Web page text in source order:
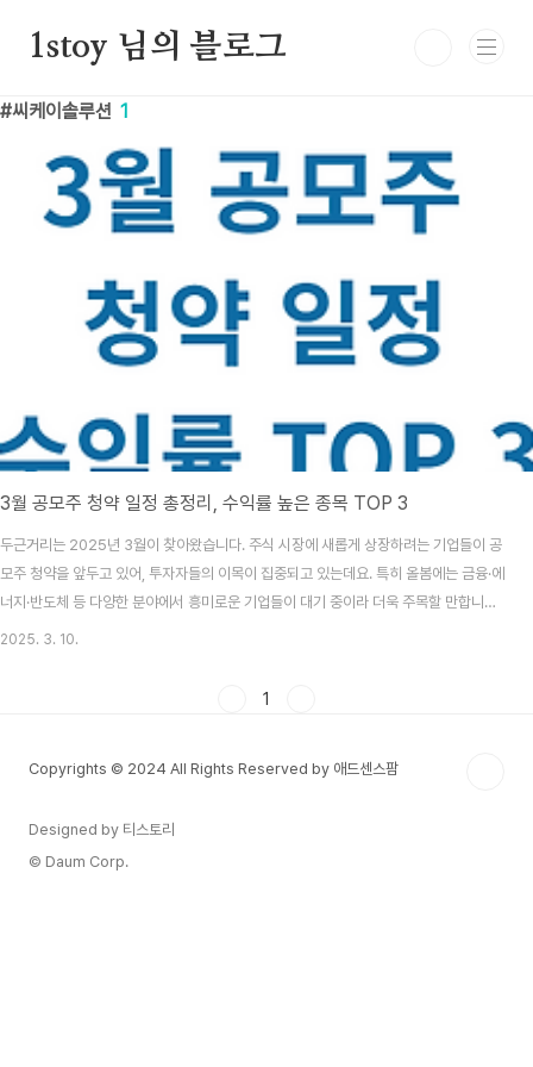
1stoy 님의 블로그
씨케이솔루션 1
3월 공모주 청약 일정 총정리, 수익률 높은 종목 TOP 3
두근거리는 2025년 3월이 찾아왔습니다. 주식 시장에 새롭게 상장하려는 기업들이 공
모주 청약을 앞두고 있어, 투자자들의 이목이 집중되고 있는데요. 특히 올봄에는 금융·에
너지·반도체 등 다양한 분야에서 흥미로운 기업들이 대기 중이라 더욱 주목할 만합니다.
이번 글에서는 “3월 공모주 청약 일정 총정리”와 함께 “수익률이 기대되는 종목”들을
달)’을 노리고 단기 차익을..
2025. 3. 10.
1
Copyrights © 2024 All Rights Reserved by 애드센스팜
Designed by 티스토리
© Daum Corp.